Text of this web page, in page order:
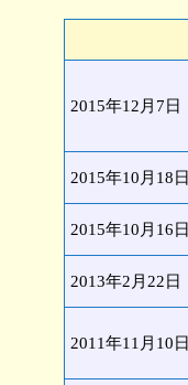
2015年12月7日
2015年10月18日
2015年10月16日
2013年2月22日
2011年11月10日